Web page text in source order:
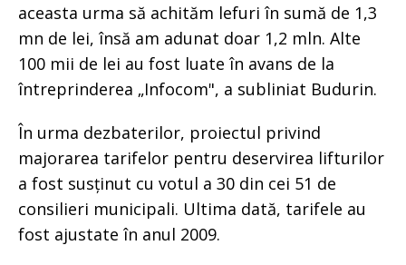
aceasta urma să achităm lefuri în sumă de 1,3
mn de lei, însă am adunat doar 1,2 mln. Alte
100 mii de lei au fost luate în avans de la
întreprinderea „Infocom", a subliniat Budurin.
În urma dezbaterilor, proiectul privind
majorarea tarifelor pentru deservirea lifturilor
a fost susținut cu votul a 30 din cei 51 de
consilieri municipali. Ultima dată, tarifele au
fost ajustate în anul 2009.